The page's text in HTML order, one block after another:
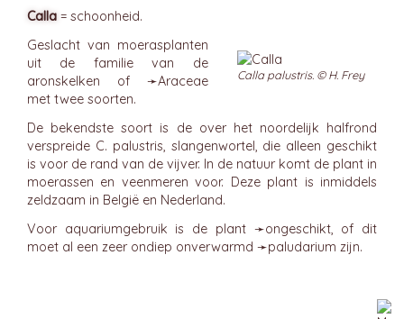
Calla = schoonheid.
Calla palustris. © H. Frey
Geslacht van moerasplanten
uit de familie van de
aronskelken of ➛Araceae
met twee soorten.
De bekendste soort is de over het noordelijk halfrond
verspreide C. palustris, slangenwortel, die alleen geschikt
is voor de rand van de vijver. In de natuur komt de plant in
moerassen en veenmeren voor. Deze plant is inmiddels
zeldzaam in België en Nederland.
Voor aquariumgebruik is de plant ➛ongeschikt, of dit
moet al een zeer ondiep onverwarmd ➛paludarium zijn.